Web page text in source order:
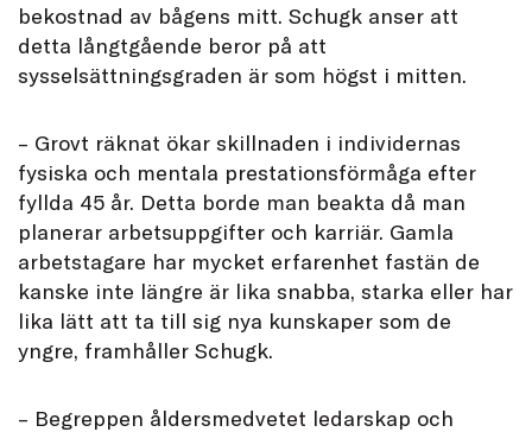
bekostnad av bågens mitt. Schugk anser att
detta långtgående beror på att
sysselsättningsgraden är som högst i mitten.
– Grovt räknat ökar skillnaden i individernas
fysiska och mentala prestationsförmåga efter
fyllda 45 år. Detta borde man beakta då man
planerar arbetsuppgifter och karriär. Gamla
arbetstagare har mycket erfarenhet fastän de
kanske inte längre är lika snabba, starka eller har
lika lätt att ta till sig nya kunskaper som de
yngre, framhåller Schugk.
– Begreppen åldersmedvetet ledarskap och